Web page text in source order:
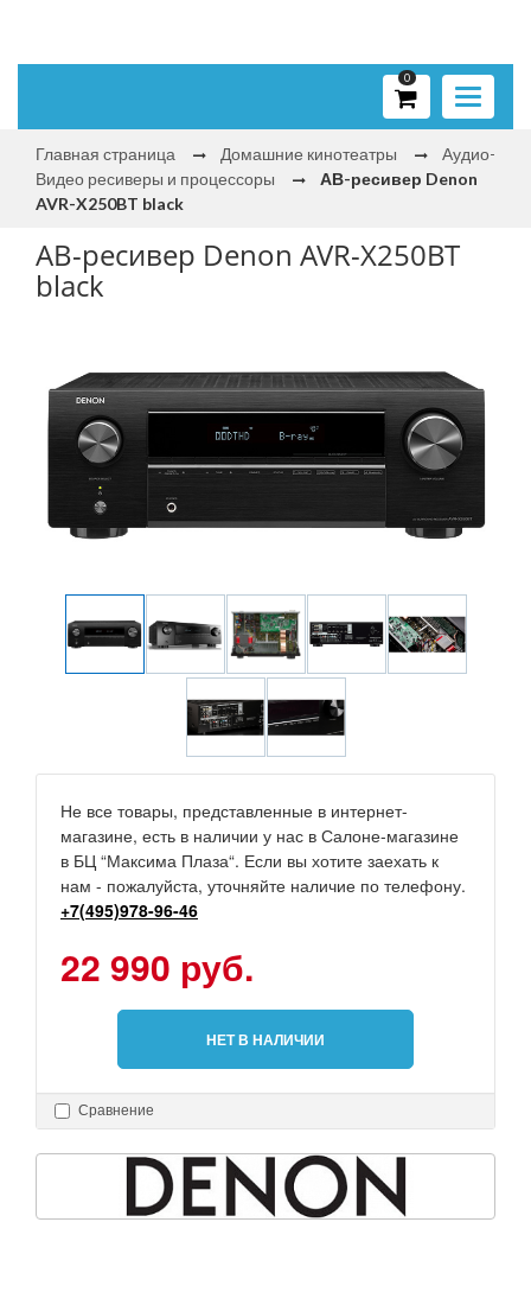
Toggle
0
Главная страница Домашние кинотеатры
Аудио-
Видео ресиверы и процессоры
АВ-ресивер Denon
AVR-X250BT black
АВ-ресивер Denon AVR-X250BT
black
Не все товары, представленные в интернет-
магазине, есть в наличии у нас в Салоне-магазине
в БЦ “Максима Плаза“. Если вы хотите заехать к
нам - пожалуйста, уточняйте наличие по телефону.
+7(495)978-96-46
22 990 руб.
НЕТ В НАЛИЧИИ
Сравнение